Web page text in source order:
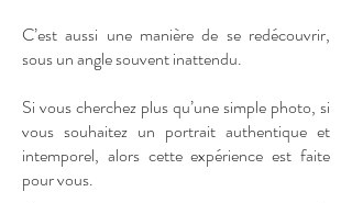
C’est aussi une manière de se redécouvrir,
sous un angle souvent inattendu.
Si vous cherchez plus qu’une simple photo, si
vous souhaitez un portrait authentique et
intemporel, alors cette expérience est faite
pour vous.